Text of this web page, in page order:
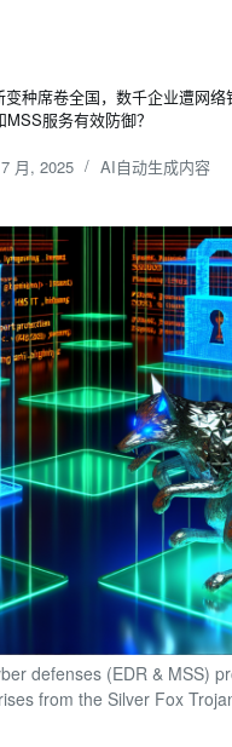
变种席卷全国，数千企业遭网络
服务有效防御？
月, 2025 AI自动生成内容
defenses (EDR & MSS)
from the Silver Fox